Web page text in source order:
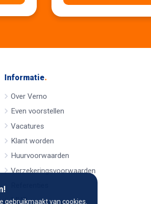
gebruikmaakt van cookies.
Informatie.
Over Verno
Even voorstellen
Vacatures
Klant worden
Huurvoorwaarden
Verzekeringsvoorwaarden
MVO